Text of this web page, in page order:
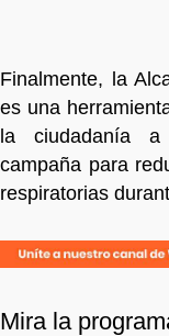
Finalmente, la
es una
la ciudadanía
campaña para
respiratorias
Mira la